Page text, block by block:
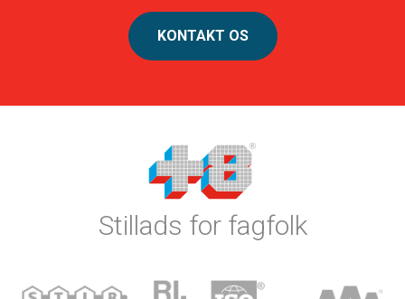
KONTAKT OS
Stillads for fagfolk